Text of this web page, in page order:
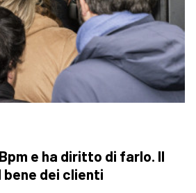
e ha diritto di farlo. Il
bene dei clienti